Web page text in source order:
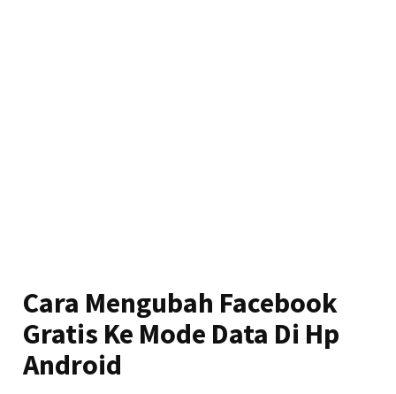
Cara Mengubah Facebook
Gratis Ke Mode Data Di Hp
Android